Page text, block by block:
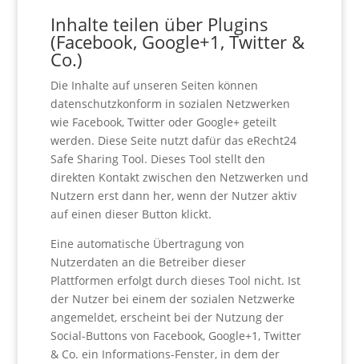
Inhalte teilen über Plugins
(Facebook, Google+1, Twitter &
Co.)
Die Inhalte auf unseren Seiten können
datenschutzkonform in sozialen Netzwerken
wie Facebook, Twitter oder Google+ geteilt
werden. Diese Seite nutzt dafür das eRecht24
Safe Sharing Tool. Dieses Tool stellt den
direkten Kontakt zwischen den Netzwerken und
Nutzern erst dann her, wenn der Nutzer aktiv
auf einen dieser Button klickt.
Eine automatische Übertragung von
Nutzerdaten an die Betreiber dieser
Plattformen erfolgt durch dieses Tool nicht. Ist
der Nutzer bei einem der sozialen Netzwerke
angemeldet, erscheint bei der Nutzung der
Social-Buttons von Facebook, Google+1, Twitter
& Co. ein Informations-Fenster, in dem der